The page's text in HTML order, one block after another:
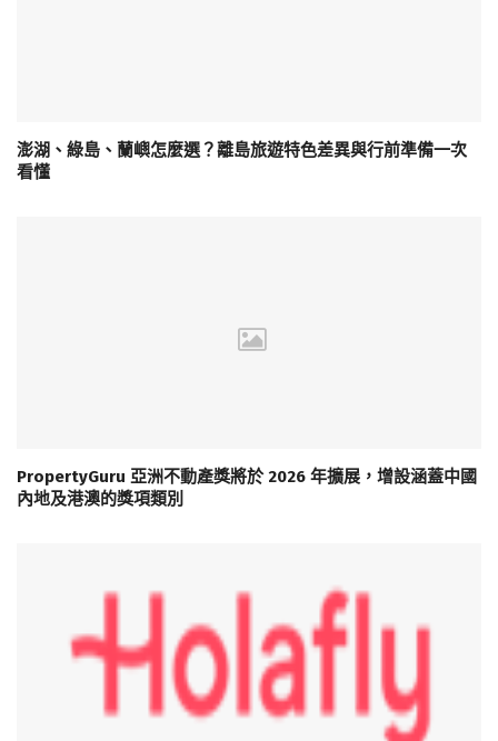
澎湖、綠島、蘭嶼怎麼選？離島旅遊特色差異與行前準備一次
看懂
PropertyGuru 亞洲不動產獎將於 2026 年擴展，增設涵蓋中國
內地及港澳的獎項類別